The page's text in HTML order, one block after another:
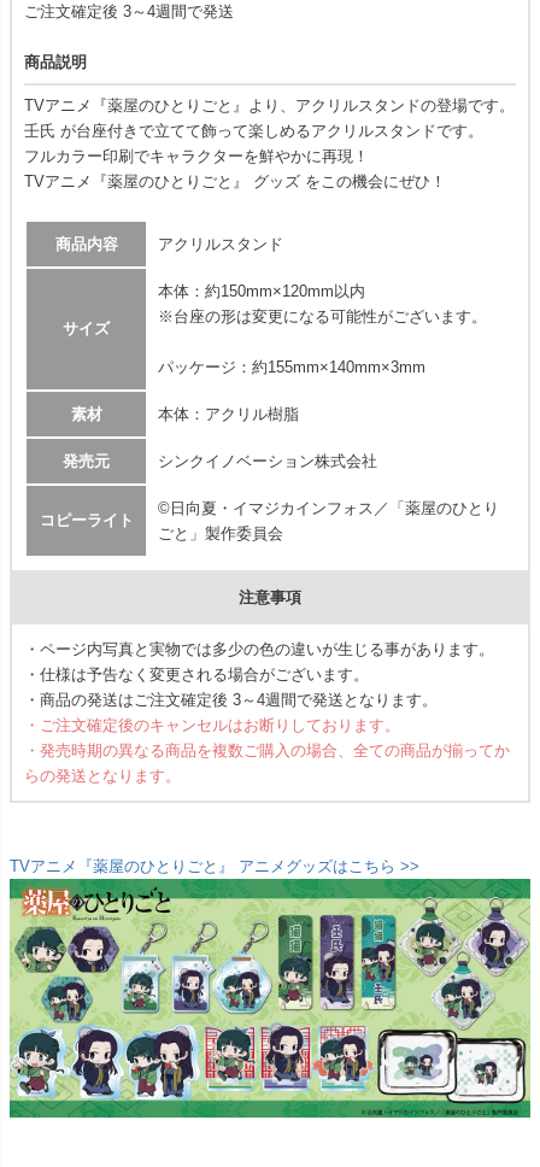
ご注文確定後 3～4週間で発送
商品説明
TVアニメ『薬屋のひとりごと』より、アクリルスタンドの登場です。
壬氏 が台座付きで立てて飾って楽しめるアクリルスタンドです。
フルカラー印刷でキャラクターを鮮やかに再現！
TVアニメ『薬屋のひとりごと』 グッズ をこの機会にぜひ！
商品内容 アクリルスタンド
サイズ
本体：約150mm×120mm以内
※台座の形は変更になる可能性がございます。
パッケージ：約155mm×140mm×3mm
素材 本体：アクリル樹脂
発売元 シンクイノベーション株式会社
コピーライト
©日向夏・イマジカインフォス／「薬屋のひとり
ごと」製作委員会
注意事項
・ページ内写真と実物では多少の色の違いが生じる事があります。
・仕様は予告なく変更される場合がございます。
・商品の発送はご注文確定後 3～4週間で発送となります。
・ご注文確定後のキャンセルはお断りしております。
・発売時期の異なる商品を複数ご購入の場合、全ての商品が揃ってか
らの発送となります。
TVアニメ『薬屋のひとりごと』 アニメグッズはこちら >>